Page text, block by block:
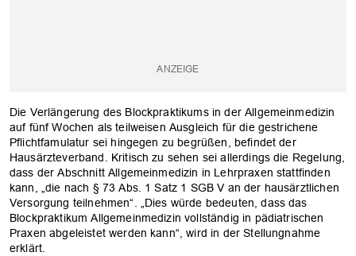
Die Verlängerung des Blockpraktikums in der Allgemeinmedizin
auf fünf Wochen als teilweisen Ausgleich für die gestrichene
Pflichtfamulatur sei hingegen zu begrüßen, befindet der
Hausärzteverband. Kritisch zu sehen sei allerdings die Regelung,
dass der Abschnitt Allgemeinmedizin in Lehrpraxen stattfinden
kann, „die nach § 73 Abs. 1 Satz 1 SGB V an der hausärztlichen
Versorgung teilnehmen“. „Dies würde bedeuten, dass das
Blockpraktikum Allgemeinmedizin vollständig in pädiatrischen
Praxen abgeleistet werden kann“, wird in der Stellungnahme
erklärt.